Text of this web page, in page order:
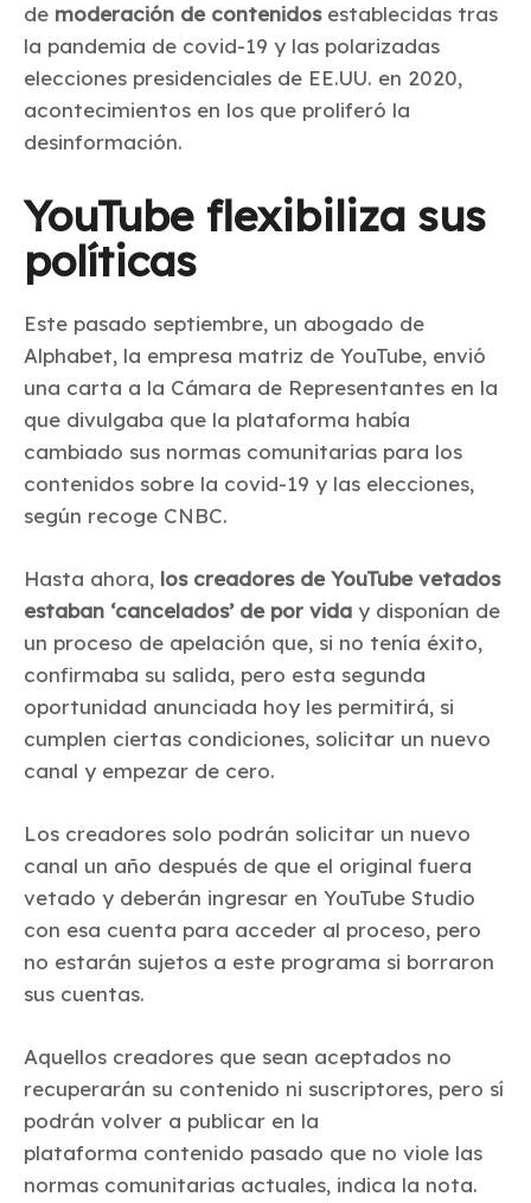
de moderación de contenidosestablecidas tras
la pandemia de covid-19 y las polarizadas
elecciones presidenciales de EE.UU. en 2020,
acontecimientos en los que proliferó la
desinformación.
YouTube flexibiliza sus
políticas
Este pasado septiembre, un abogado de
Alphabet, la empresa matriz de YouTube, envió
una carta a la Cámara de Representantes en la
que divulgaba que la plataforma había
cambiado sus normas comunitarias para los
contenidos sobre la covid-19 y las elecciones,
según recoge CNBC.
Hasta ahora, los creadores de YouTube vetados
estaban ‘cancelados’ de por vida y disponían de
un proceso de apelación que, si no tenía éxito,
confirmaba su salida, pero esta segunda
oportunidad anunciada hoy les permitirá, si
cumplen ciertas condiciones, solicitar un nuevo
canal y empezar de cero.
Los creadores solo podrán solicitar un nuevo
canal un año después de que el original fuera
vetado y deberán ingresar en YouTube Studio
con esa cuenta para acceder al proceso, pero
no estarán sujetos a este programa si borraron
sus cuentas.
Aquellos creadores que sean aceptados no
recuperarán su contenido ni suscriptores, pero sí
podrán volver a publicar en la
plataforma contenido pasado que no viole las
normas comunitarias actuales, indica la nota.